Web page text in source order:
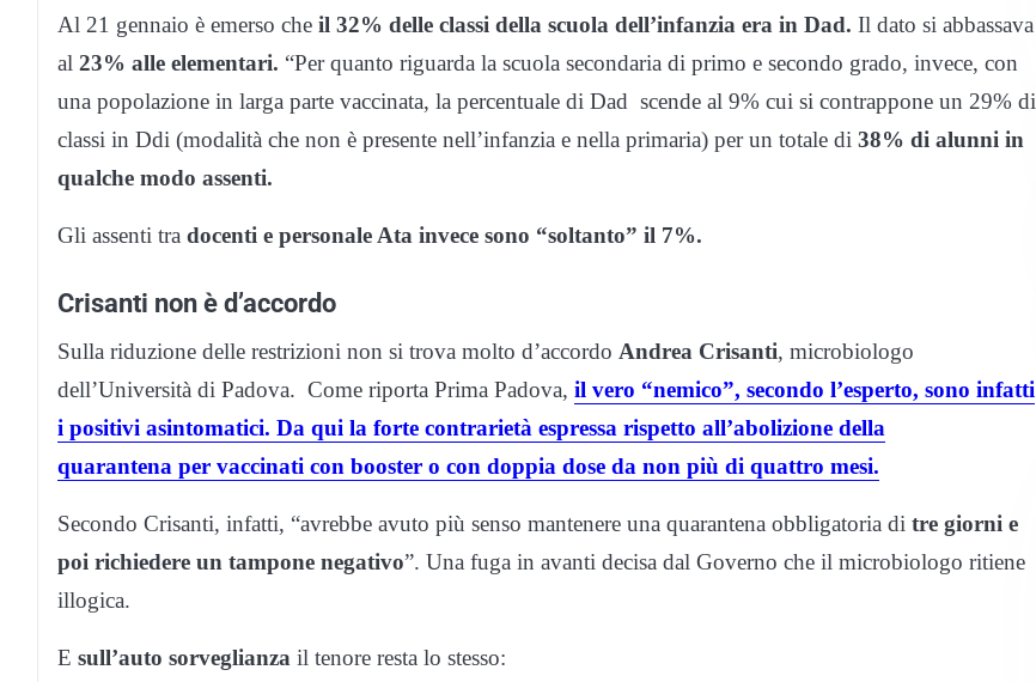
Al 21 gennaio è emerso che il 32% delle classi della scuola dell’infanzia era in Dad. Il dato si abbassava
al 23% alle elementari. “Per quanto riguarda la scuola secondaria di primo e secondo grado, invece, con
una popolazione in larga parte vaccinata, la percentuale di Dad scende al 9% cui si contrappone un 29% di
classi in Ddi (modalità che non è presente nell’infanzia e nella primaria) per un totale di 38% di alunni in
qualche modo assenti.
Gli assenti tra docenti e personale Ata invece sono “soltanto” il 7%.
Crisanti non è d’accordo
Sulla riduzione delle restrizioni non si trova molto d’accordo Andrea Crisanti, microbiologo
dell’Università di Padova. Come riporta Prima Padova, il vero “nemico”, secondo l’esperto, sono infatti
i positivi asintomatici. Da qui la forte contrarietà espressa rispetto all’abolizione della
quarantena per vaccinati con booster o con doppia dose da non più di quattro mesi.
Secondo Crisanti, infatti, “avrebbe avuto più senso mantenere una quarantena obbligatoria di tre giorni e
poi richiedere un tampone negativo”. Una fuga in avanti decisa dal Governo che il microbiologo ritiene
illogica.
E sull’auto sorveglianza il tenore resta lo stesso: